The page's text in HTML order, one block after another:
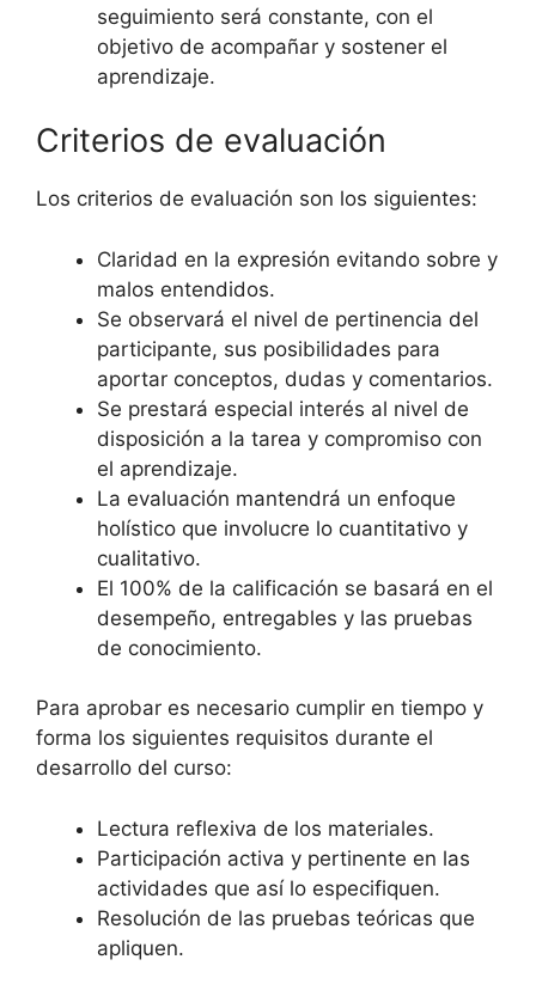
seguimiento será constante, con el
objetivo de acompañar y sostener el
aprendizaje.
Criterios de evaluación
Los criterios de evaluación son los siguientes:
Claridad en la expresión evitando sobre y
malos entendidos.
Se observará el nivel de pertinencia del
participante, sus posibilidades para
aportar conceptos, dudas y comentarios.
Se prestará especial interés al nivel de
disposición a la tarea y compromiso con
el aprendizaje.
La evaluación mantendrá un enfoque
holístico que involucre lo cuantitativo y
cualitativo.
El 100% de la calificación se basará en el
desempeño, entregables y las pruebas
de conocimiento.
Para aprobar es necesario cumplir en tiempo y
forma los siguientes requisitos durante el
desarrollo del curso:
Lectura reflexiva de los materiales.
Participación activa y pertinente en las
actividades que así lo especifiquen.
Resolución de las pruebas teóricas que
apliquen.